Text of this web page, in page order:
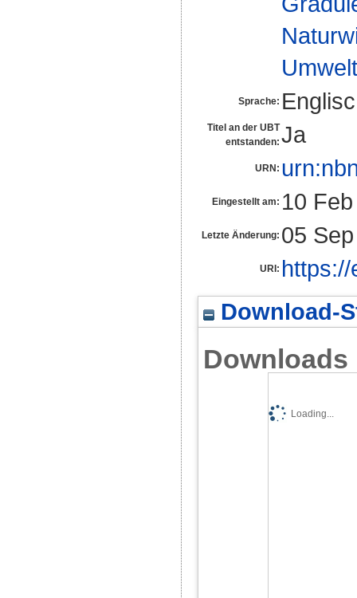
Sprache:
Titel an der UBT
entstanden: Ja
URN:
Eingestellt am: 10
Letzte Änderung: 05
URI:
Download-
Downloads
Loading...